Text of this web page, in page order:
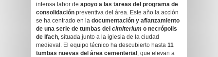
intensa labor de apoyo a las tareas del programa de
consolidación preventiva del área. Este año la acción
se ha centrado en la documentación y afianzamiento
de una serie de tumbas del cimiterium o necrópolis
de Ifach, situada junto a la iglesia de la ciudad
medieval. El equipo técnico ha descubierto hasta 11
tumbas nuevas del área cementerial , que elevan a